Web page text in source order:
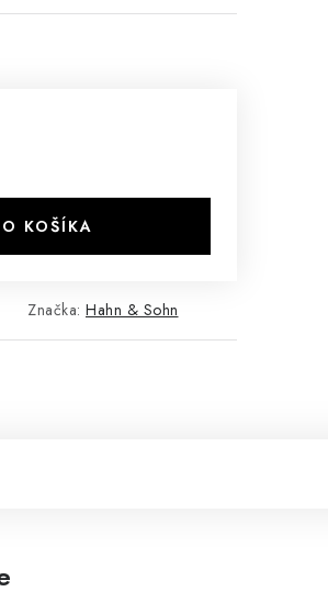
KOŠÍKA
Značka: Hahn & Sohn